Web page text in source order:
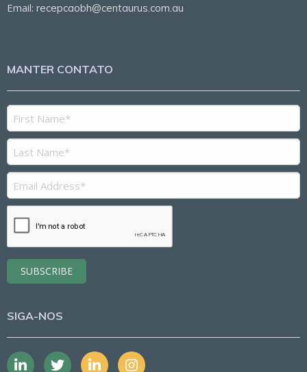
Email: recepcaobh@centaurus.com.au
MANTER CONTATO
SIGA-NOS